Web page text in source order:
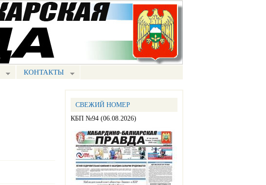
КОНТАКТЫ
СВЕЖИЙ НОМЕР
КБП №94 (06.08.2026)